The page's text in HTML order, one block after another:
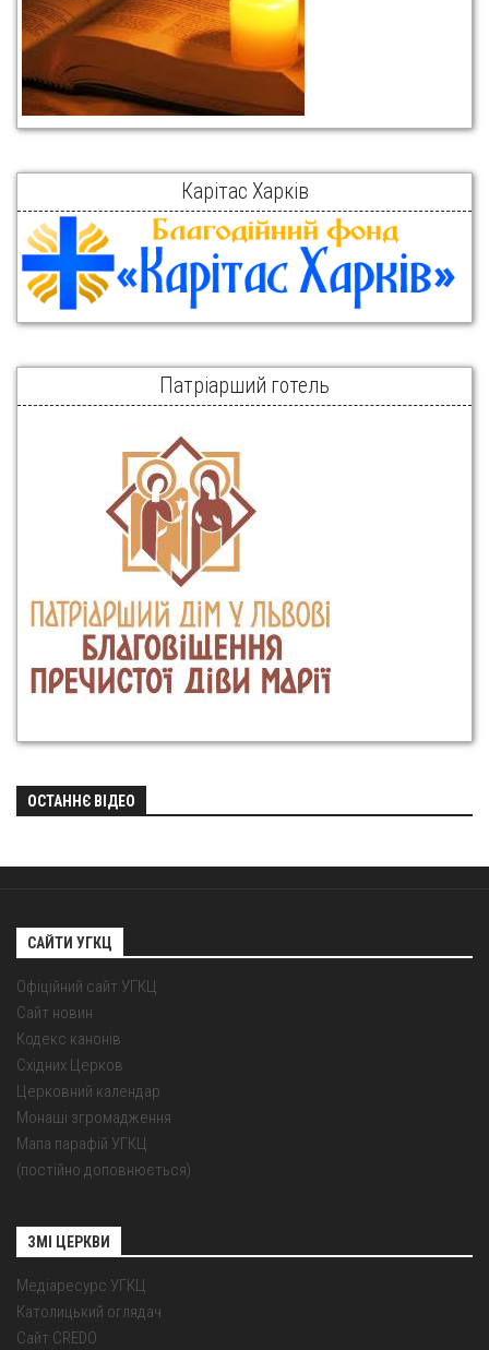
Карітас Харків
Патріарший готель
ОСТАННЄ ВІДЕО
САЙТИ УГКЦ
Офіційний сайт УГКЦ
Сайт новин
Кодекс канонів
Східних Церков
Церковний календар
Монаші згромадження
Мапа парафій УГКЦ
(постійно доповнюється)
ЗМІ ЦЕРКВИ
Медіаресурс УГКЦ
Католицький оглядач
Сайт CREDO